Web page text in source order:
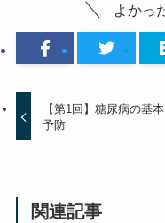
よかっ
【第1回】糖尿病の基本
予防
関連記事